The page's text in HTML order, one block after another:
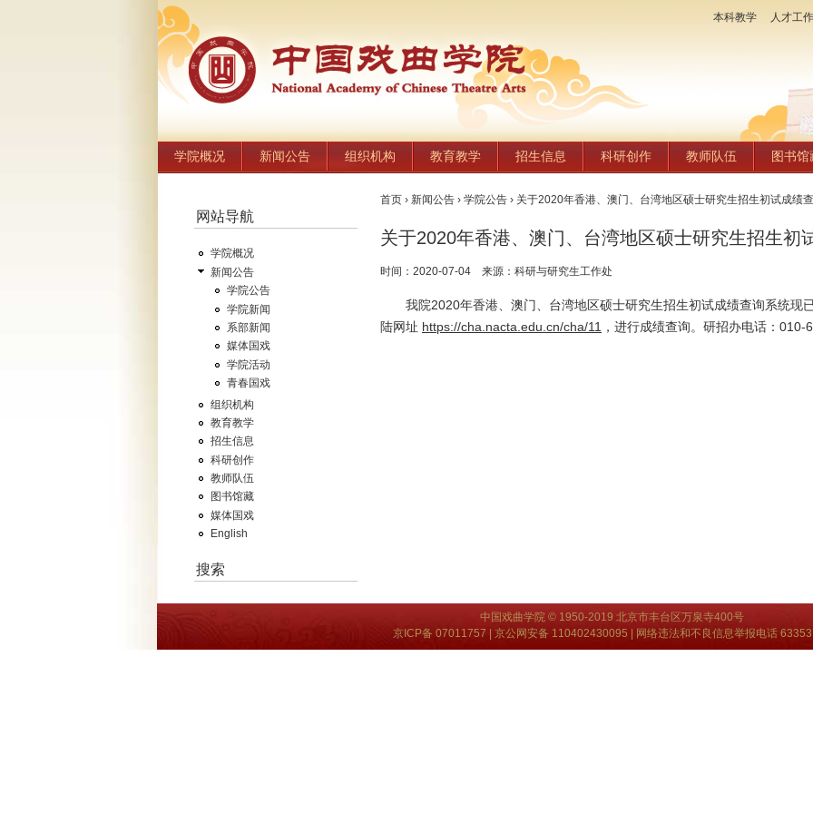
学院概况 新闻公告 组织机构 教育教学 招生信息 科研创作 教师队伍 图书馆
本科教学 人才工作
网站导航
学院概况
新闻公告
学院公告
学院新闻
系部新闻
媒体国戏
学院活动
青春国戏
组织机构
教育教学
招生信息
科研创作
教师队伍
图书馆藏
媒体国戏
English
搜索
首页 › 新闻公告 › 学院公告 › 关于2020年香港、澳门、台湾地区硕士研究生招生初试成绩
关于2020年香港、澳门、台湾地区硕士研究生招生初
时间：2020-07-04 来源：科研与研究生工作处
我院2020年香港、澳门、台湾地区硕士研究生招生初试成绩查询系统现
陆网址 https://cha.nacta.edu.cn/cha/11 ，进行成绩查询。研招办电话：
中国戏曲学院 © 1950-2019 北京市丰台区万泉寺400号
京ICP备 07011757 | 京公网安备 110402430095 | 网络违法和不良信息举报电话